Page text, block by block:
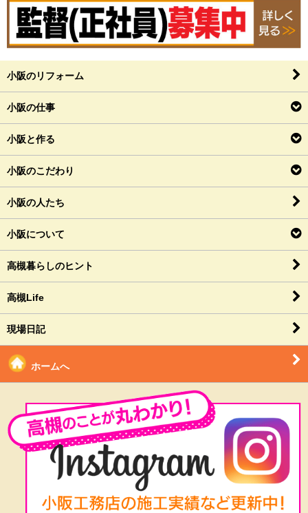
小阪のリフォーム
小阪の仕事
小阪と作る
小阪のこだわり
小阪の人たち
小阪について
高槻暮らしのヒント
高槻Life
現場日記
ホームへ